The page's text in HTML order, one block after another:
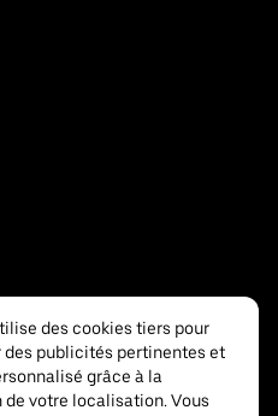
des cookies tiers pour
des publicités pertinentes et
grâce à la
votre localisation. Vous